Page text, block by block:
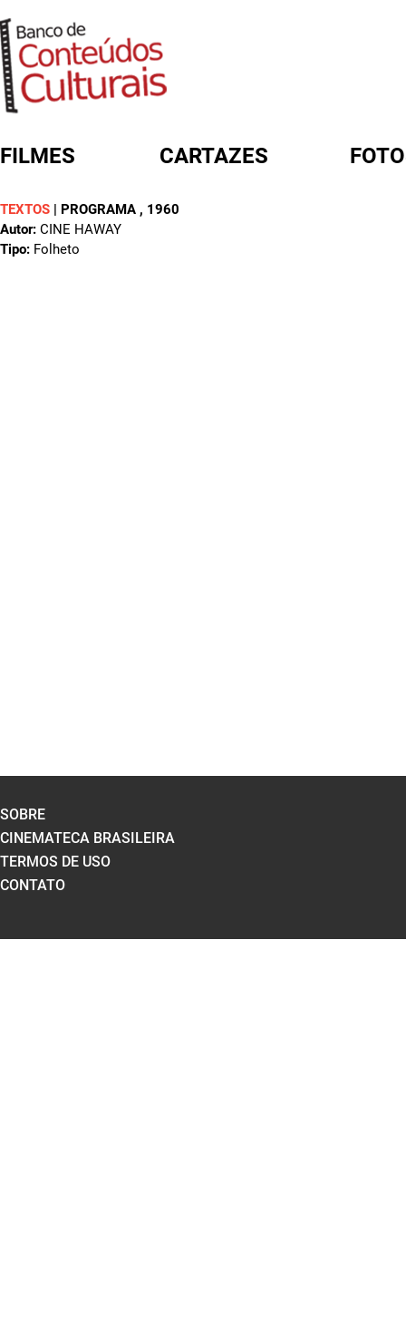
FILMES CARTAZES
TEXTOS | PROGRAMA , 1960
Autor: CINE HAWAY
Tipo: Folheto
FORMULÁRIO DE BUSCA
SOBRE
CINEMATECA BRASILEIRA
TERMOS DE USO
CONTATO